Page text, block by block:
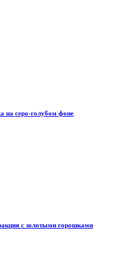
на серо-голубом фоне
с золотыми горошками